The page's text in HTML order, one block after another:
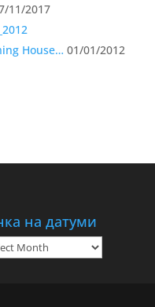
11/2017
House… 01/01/2012
на датуми